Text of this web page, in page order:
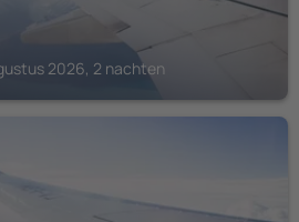
2026, 2 nachten